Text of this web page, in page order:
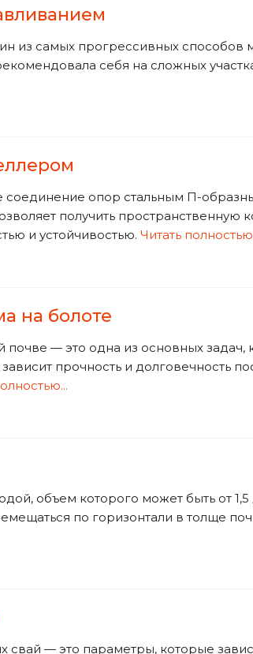
из самых прогрессивных способов
себя на сложных
опор стальным П-
получить пространственную
и устойчивостью. Читать
на болоте
— это одна из основных задач,
прочность и долговечность
объем которого может быть от
по горизонтали в толще
— это параметры, которые